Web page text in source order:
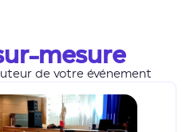
mesure
de votre événement